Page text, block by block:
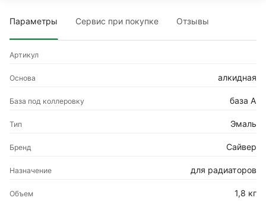
Параметры Сервис при покупке Отзывы
Артикул
Основа алкидная
База под коллеровку база A
Тип Эмаль
Бренд Сайвер
Назначение для радиаторов
Объем 1,8 кг